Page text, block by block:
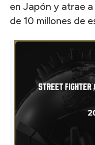
en Japón y atrae
de 10 millones de